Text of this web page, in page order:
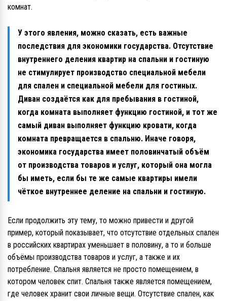
комнат.
У этого явления, можно сказать, есть важные
последствия для экономики государства. Отсутствие
внутреннего деления квартир на спальни и гостиную
не стимулирует производство специальной мебели
для спален и специальной мебели для гостиных.
Диван создаётся как для пребывания в гостиной,
когда комната выполняет функцию гостиной, и тот же
самый диван выполняет функцию кровати, когда
комната превращается в спальню. Иначе говоря,
экономика государства имеет половинчатый объём
от производства товаров и услуг, который она могла
бы иметь, если бы те же самые квартиры имели
чёткое внутреннее деление на спальни и гостиную.
Если продолжить эту тему, то можно привести и другой
пример, который показывает, что отсутствие отдельных спален
в российских квартирах уменьшает в половину, а то и больше
объёмы производства товаров и услуг, а также и их
потребление. Спальня является не просто помещением, в
котором человек спит. Спальня также является помещением,
где человек хранит свои личные вещи. Отсутствие спален, как